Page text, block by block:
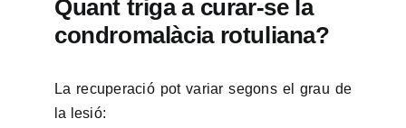
Quant triga a curar-se la
condromalàcia rotuliana?
La recuperació pot variar segons el grau de
la lesió: